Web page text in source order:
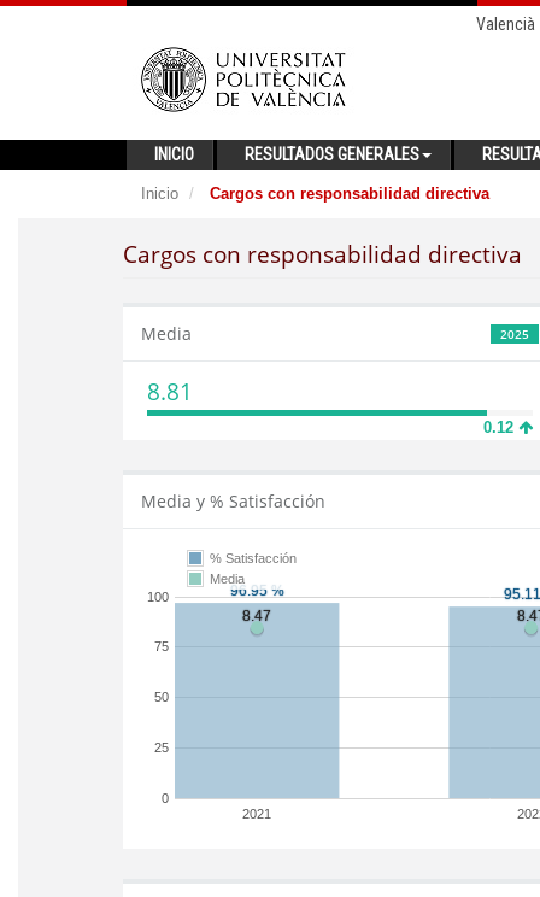
Valencià
INICIO RESULTADOS GENERALES
Inicio Cargos con responsabilidad directiva
Cargos con responsabilidad directiva
2025
Media
8.81
0.12
Media y % Satisfacción
2021
0
25
50
75
100
% Satisfacción
Media